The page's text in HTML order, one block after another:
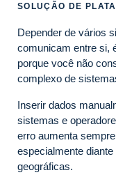
SOLUÇÃO DE
Depender de vários
comunicam entre si,
porque você não
complexo de
Inserir dados
sistemas e
erro aumenta
especialmente
geográficas.